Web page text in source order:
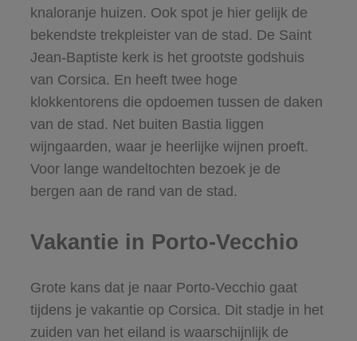
knaloranje huizen. Ook spot je hier gelijk de
bekendste trekpleister van de stad. De Saint
Jean-Baptiste kerk is het grootste godshuis
van Corsica. En heeft twee hoge
klokkentorens die opdoemen tussen de daken
van de stad. Net buiten Bastia liggen
wijngaarden, waar je heerlijke wijnen proeft.
Voor lange wandeltochten bezoek je de
bergen aan de rand van de stad.
Vakantie in Porto-Vecchio
Grote kans dat je naar Porto-Vecchio gaat
tijdens je vakantie op Corsica. Dit stadje in het
zuiden van het eiland is waarschijnlijk de